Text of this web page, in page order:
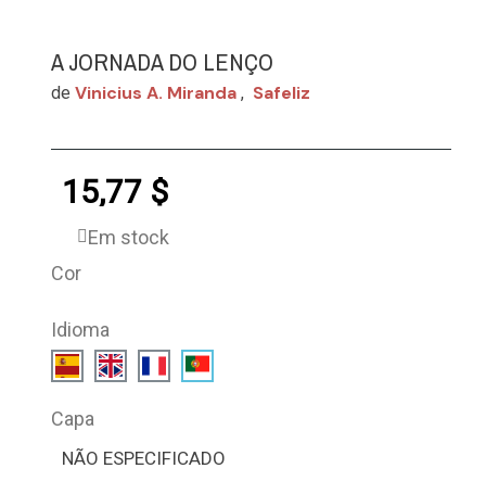
A JORNADA DO LENÇO
deVinicius A. Miranda , Safeliz
15,77 $
Em stock
Cor
Idioma
Capa
NÃO ESPECIFICADO